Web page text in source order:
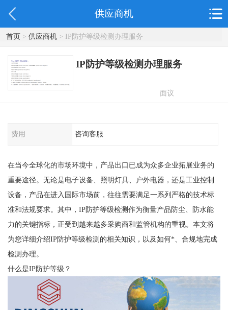
供应商机
首页> 供应商机> IP防护等级检测办理服务
IP防护等级检测办理服务
面议
费用 咨询客服
在当今全球化的市场环境中，产品出口已成为众多企业拓展业务的
重要途径。无论是电子设备、照明灯具、户外电器，还是工业控制
设备，产品在进入国际市场前，往往需要满足一系列严格的技术标
准和法规要求。其中，IP防护等级检测作为衡量产品防尘、防水能
力的关键指标，正受到越来越多采购商和监管机构的重视。本文将
为您详细介绍IP防护等级检测的相关知识，以及如何*、合规地完成
检测办理。
什么是IP防护等级？